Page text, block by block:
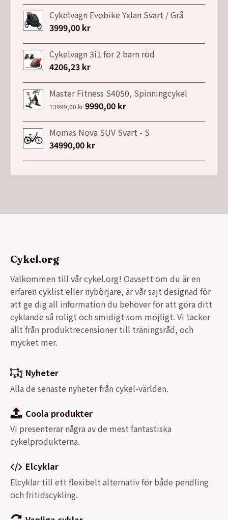
Cykelvagn Evobike Yxlan Svart / Grå
3999,00 kr
Cykelvagn 3i1 för 2 barn röd
4206,23 kr
Master Fitness S4050, Spinningcykel
13999,00kr Det
ursprungliga
priset
var:
9990,00 krDet
nuvarande
priset
Momas Nova SUV Svart - S
34990,00 kr
Cykel.org
Välkommen till vår cykel.org! Oavsett om du är en
erfaren cyklist eller nybörjare, är vår sajt designad för
att ge dig all information du behöver för att göra ditt
cyklande så roligt och smidigt som möjligt. Vi täcker
allt från produktrecensioner till träningsråd, och
mycket mer.
Nyheter
Alla de senaste nyheter från cykel-världen.
Coola produkter
Vi presenterar några av de mest fantastiska
cykelprodukterna.
Elcyklar
Elcyklar till ett flexibelt alternativ för både pendling
och fritidscykling.